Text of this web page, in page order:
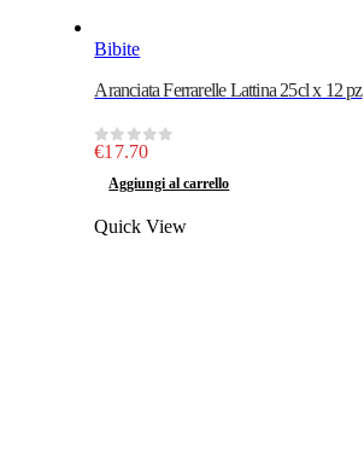
Bibite
Aranciata Ferrarelle Lattina 25cl x 12 pz
0 out of 5
€17.70
Aggiungi al carrello
Quick View